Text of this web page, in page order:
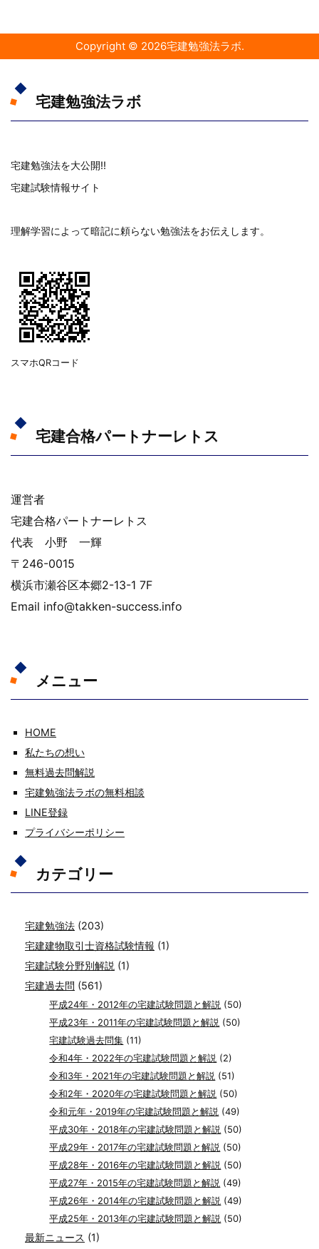
Copyright © 2026宅建勉強法ラボ.
宅建勉強法ラボ
宅建勉強法を大公開!!
宅建試験情報サイト
理解学習によって暗記に頼らない勉強法をお伝えします。
スマホQRコード
宅建合格パートナーレトス
運営者
宅建合格パートナーレトス
代表 小野 一輝
〒246-0015
横浜市瀬谷区本郷2-13-1 7F
Email info@takken-success.info
メニュー
HOME
私たちの想い
無料過去問解説
宅建勉強法ラボの無料相談
LINE登録
プライバシーポリシー
カテゴリー
宅建勉強法 (203)
宅建建物取引士資格試験情報 (1)
宅建試験分野別解説 (1)
宅建過去問 (561)
平成24年・2012年の宅建試験問題と解説 (50)
平成23年・2011年の宅建試験問題と解説 (50)
宅建試験過去問集 (11)
令和4年・2022年の宅建試験問題と解説 (2)
令和3年・2021年の宅建試験問題と解説 (51)
令和2年・2020年の宅建試験問題と解説 (50)
令和元年・2019年の宅建試験問題と解説 (49)
平成30年・2018年の宅建試験問題と解説 (50)
平成29年・2017年の宅建試験問題と解説 (50)
平成28年・2016年の宅建試験問題と解説 (50)
平成27年・2015年の宅建試験問題と解説 (49)
平成26年・2014年の宅建試験問題と解説 (49)
平成25年・2013年の宅建試験問題と解説 (50)
最新ニュース (1)